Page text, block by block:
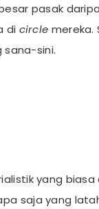
pasak
di circle mereka.
sini.
yang
saja yang